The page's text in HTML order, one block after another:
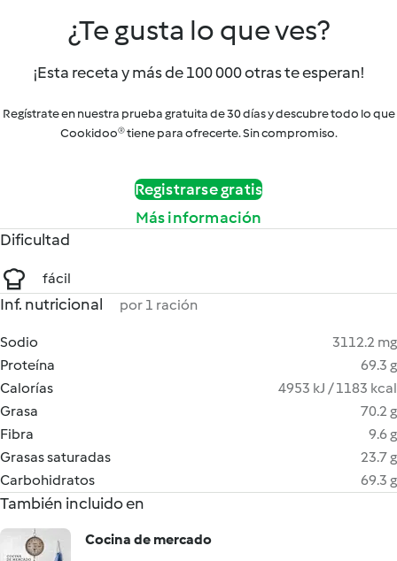
¿Te gusta lo que ves?
¡Esta receta y más de 100 000 otras te esperan!
Regístrate en nuestra prueba gratuita de 30 días y descubre todo lo que
Cookidoo® tiene para ofrecerte. Sin compromiso.
Registrarse gratis
Más información
Dificultad
fácil
Inf. nutricional por 1 ración
Sodio
3112.2 mg
Proteína
69.3 g
Calorías
4953 kJ / 1183 kcal
Grasa
70.2 g
Fibra
9.6 g
Grasas saturadas
23.7 g
Carbohidratos
69.3 g
También incluido en
Cocina de mercado